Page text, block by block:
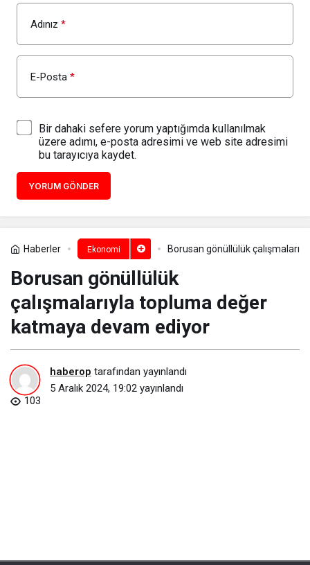
Adınız *
E-Posta *
Bir dahaki sefere yorum yaptığımda kullanılmak
üzere adımı, e-posta adresimi ve web site adresimi
bu tarayıcıya kaydet.
YORUM GÖNDER
Haberler Ekonomi Borusan gönüllülük
Borusan gönüllülük
çalışmalarıyla topluma değer
katmaya devam ediyor
haberop tarafından yayınlandı
5 Aralık 2024, 19:02 yayınlandı
103